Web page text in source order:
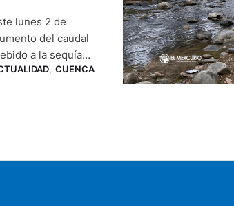
lunes 2 de
del caudal
a la sequía
52 días. Para este
, CUENCA